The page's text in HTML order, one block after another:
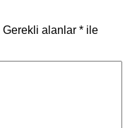
Gerekli alanlar * ile